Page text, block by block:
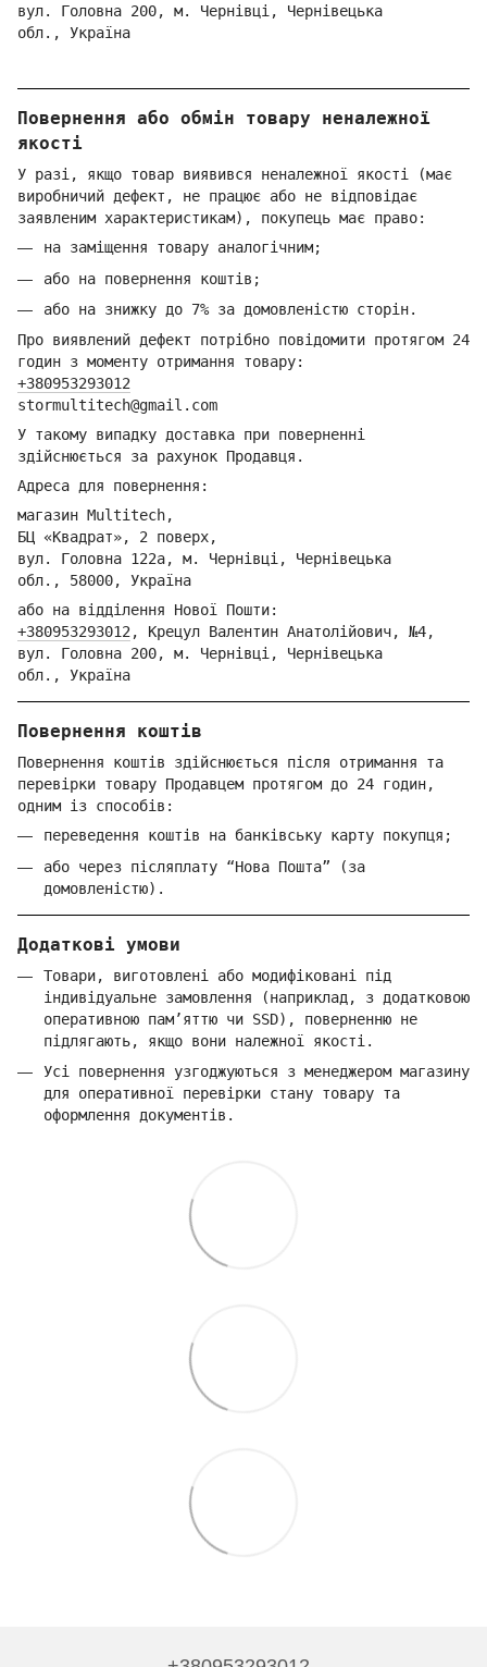
вул. Головна 200, м. Чернівці, Чернівецька
обл., Україна
Повернення або обмін товару неналежної
якості
У разі, якщо товар виявився неналежної якості (має
виробничий дефект, не працює або не відповідає
заявленим характеристикам), покупець має право:
на заміщення товару аналогічним;
або на повернення коштів;
або на знижку до 7% за домовленістю сторін.
Про виявлений дефект потрібно повідомити протягом 24
годин з моменту отримання товару:
+380953293012
stormultitech@gmail.com
У такому випадку доставка при поверненні
здійснюється за рахунок Продавця.
Адреса для повернення:
магазин Multitech,
БЦ «Квадрат», 2 поверх,
вул. Головна 122а, м. Чернівці, Чернівецька
обл., 58000, Україна
або на відділення Нової Пошти:
+380953293012, Крецул Валентин Анатолійович, №4,
вул. Головна 200, м. Чернівці, Чернівецька
обл., Україна
Повернення коштів
Повернення коштів здійснюється після отримання та
перевірки товару Продавцем протягом до 24 годин,
одним із способів:
переведення коштів на банківську карту покупця;
або через післяплату “Нова Пошта” (за
домовленістю).
Додаткові умови
Товари, виготовлені або модифіковані під
індивідуальне замовлення (наприклад, з додатковою
оперативною пам’яттю чи SSD), поверненню не
підлягають, якщо вони належної якості.
Усі повернення узгоджуються з менеджером магазину
для оперативної перевірки стану товару та
оформлення документів.